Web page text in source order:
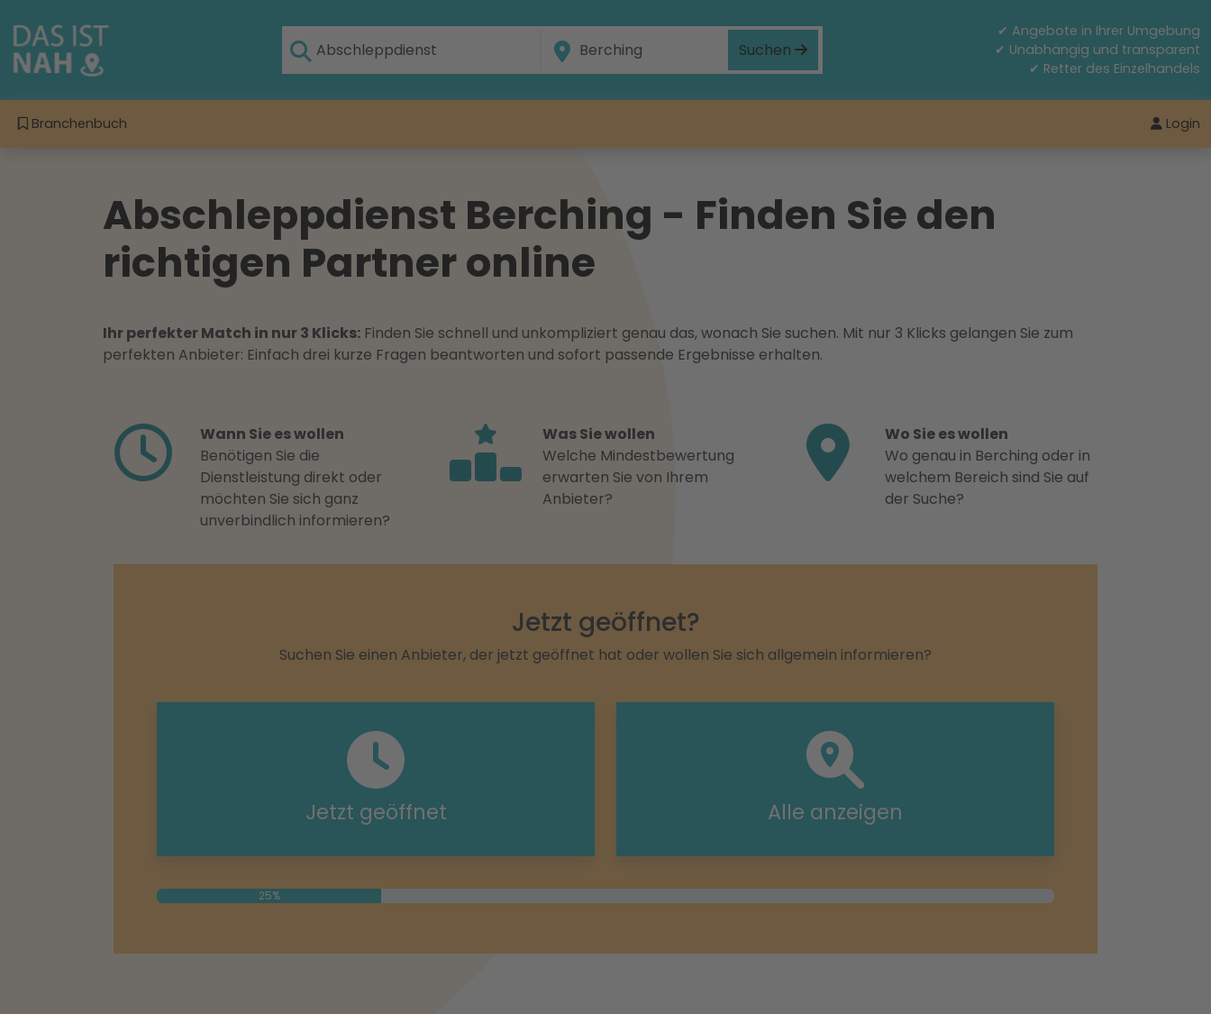
Suchen
✔ Angebote in Ihrer Umgebung
✔ Unabhängig und transparent
✔ Retter des Einzelhandels
Branchenbuch Login
Abschleppdienst Berching - Finden Sie den
richtigen Partner online
Ihr perfekter Match in nur 3 Klicks: Finden Sie schnell und unkompliziert genau das, wonach Sie suchen. Mit nur 3 Klicks gelangen Sie zum
perfekten Anbieter: Einfach drei kurze Fragen beantworten und sofort passende Ergebnisse erhalten.
Wann Sie es wollen
Benötigen Sie die
Dienstleistung direkt oder
möchten Sie sich ganz
unverbindlich informieren?
Was Sie wollen
Welche Mindestbewertung
erwarten Sie von Ihrem
Anbieter?
Wo Sie es wollen
Wo genau in Berching oder in
welchem Bereich sind Sie auf
der Suche?
Jetzt geöffnet?
Suchen Sie einen Anbieter, der jetzt geöffnet hat oder wollen Sie sich allgemein informieren?
Jetzt geöffnet Alle anzeigen
25%